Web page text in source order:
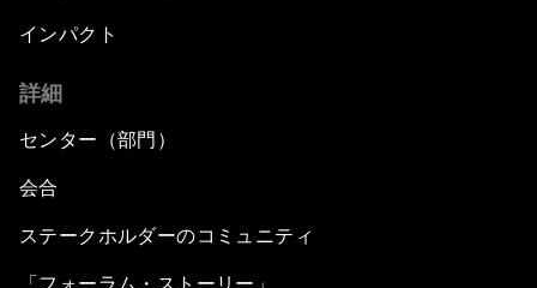
インパクト
詳細
センター（部門）
会合
ステークホルダーのコミュニティ